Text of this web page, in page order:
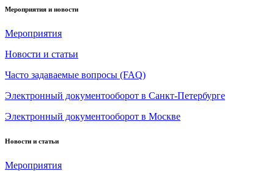
Мероприятия и новости
Мероприятия
Новости и статьи
Часто задаваемые вопросы (FAQ)
Электронный документооборот в Санкт-Петербурге
Электронный документооборот в Москве
Новости и статьи
Мероприятия